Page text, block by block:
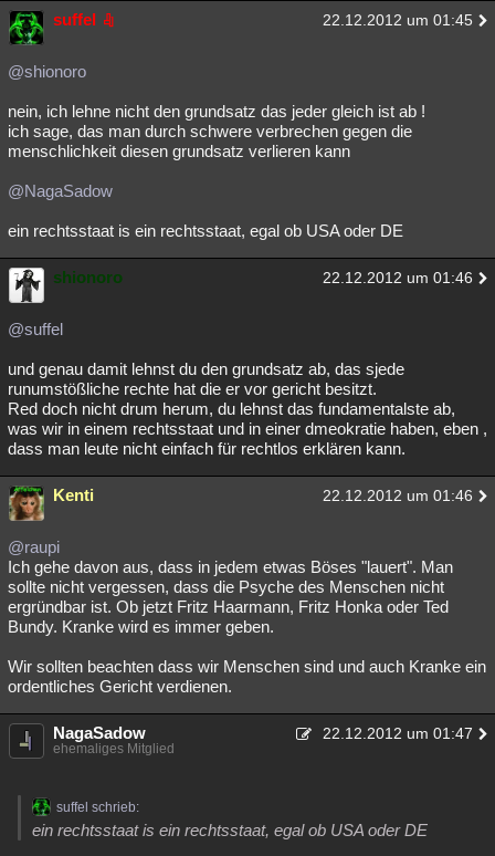
suffel 22.12.2012 um 01:45
@shionoro
nein, ich lehne nicht den grundsatz das jeder gleich ist ab !
ich sage, das man durch schwere verbrechen gegen die
menschlichkeit diesen grundsatz verlieren kann
@NagaSadow
ein rechtsstaat is ein rechtsstaat, egal ob USA oder DE
shionoro 22.12.2012 um 01:46
@suffel
und genau damit lehnst du den grundsatz ab, das sjede
runumstößliche rechte hat die er vor gericht besitzt.
Red doch nicht drum herum, du lehnst das fundamentalste ab,
was wir in einem rechtsstaat und in einer dmeokratie haben, eben ,
dass man leute nicht einfach für rechtlos erklären kann.
Kenti 22.12.2012 um 01:46
@raupi
Ich gehe davon aus, dass in jedem etwas Böses "lauert". Man
sollte nicht vergessen, dass die Psyche des Menschen nicht
ergründbar ist. Ob jetzt Fritz Haarmann, Fritz Honka oder Ted
Bundy. Kranke wird es immer geben.
Wir sollten beachten dass wir Menschen sind und auch Kranke ein
ordentliches Gericht verdienen.
NagaSadow 22.12.2012 um 01:47
ehemaliges Mitglied
suffel schrieb:
ein rechtsstaat is ein rechtsstaat, egal ob USA oder DE